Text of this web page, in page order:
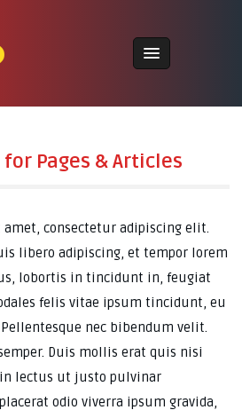
Pages & Articles
consectetur adipiscing elit.
libero adipiscing, et tempor lorem
lobortis in tincidunt in, feugiat
felis vitae ipsum tincidunt, eu
nec bibendum velit.
Duis mollis erat quis nisi
lectus ut justo pulvinar
odio viverra ipsum gravida,